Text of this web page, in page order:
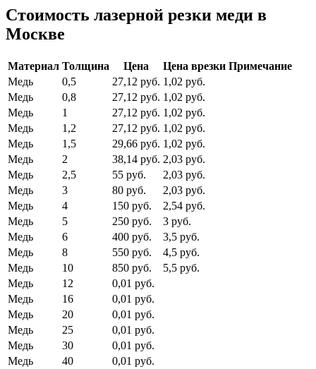
Стоимость лазерной резки меди в
Москве
Материал Толщина Цена Цена врезки Примечание
Медь
0,5 27,12 руб. 1,02 руб.
Медь
0,8 27,12 руб. 1,02 руб.
Медь
1 27,12 руб. 1,02 руб.
Медь
1,2 27,12 руб. 1,02 руб.
Медь
1,5 29,66 руб. 1,02 руб.
Медь
2 38,14 руб. 2,03 руб.
Медь
2,5 55 руб.
2,03 руб.
Медь
3 80 руб.
2,03 руб.
Медь
4 150 руб.
2,54 руб.
Медь
5 250 руб.
3 руб.
Медь
6 400 руб.
3,5 руб.
Медь
8 550 руб.
4,5 руб.
Медь
10 850 руб.
5,5 руб.
Медь
12
0,01 руб.
Медь
16
0,01 руб.
Медь
20
0,01 руб.
Медь
25
0,01 руб.
Медь
30
0,01 руб.
Медь
40
0,01 руб.